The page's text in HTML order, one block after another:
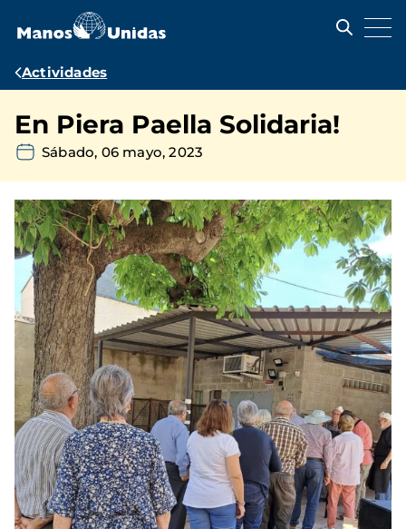
contenido
Ruta
navegación
Actividades
En Piera Paella Solidaria!
Sábado, 06 mayo, 2023